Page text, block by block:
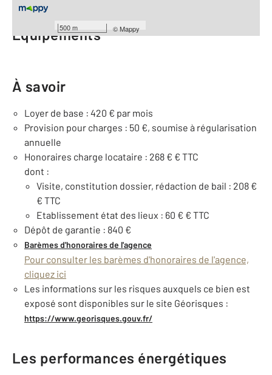
500 m ©Mappy
Équipements
À savoir
Loyer de base : 420 € par mois
Provision pour charges : 50 €, soumise à régularisation
annuelle
Honoraires charge locataire : 268 € € TTC
dont :
Visite, constitution dossier, rédaction de bail : 208 €
€ TTC
Etablissement état des lieux : 60 € € TTC
Dépôt de garantie : 840 €
Barèmes d'honoraires de l'agence
Pour consulter les barèmes d'honoraires de l'agence,
cliquez ici
Les informations sur les risques auxquels ce bien est
exposé sont disponibles sur le site Géorisques :
https://www.georisques.gouv.fr/
Les performances énergétiques